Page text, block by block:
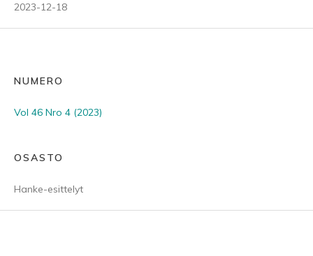
2023-12-18
NUMERO
Vol 46 Nro 4 (2023)
OSASTO
Hanke-esittelyt